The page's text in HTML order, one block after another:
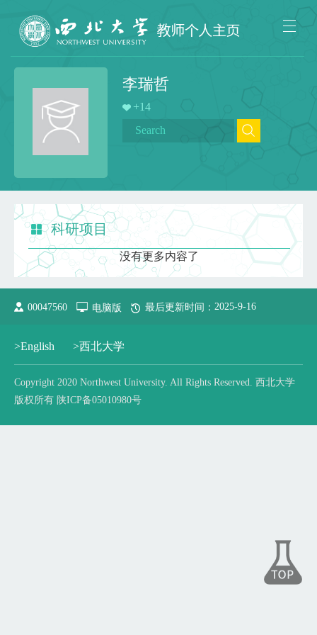
李瑞哲
+14
科研项目
没有更多内容了
00047560 电脑版 最后更新时间： 2025-9-16
>English >西北大学
Copyright 2020 Northwest University. All Rights Reserved. 西北大学
版权所有 陕ICP备05010980号